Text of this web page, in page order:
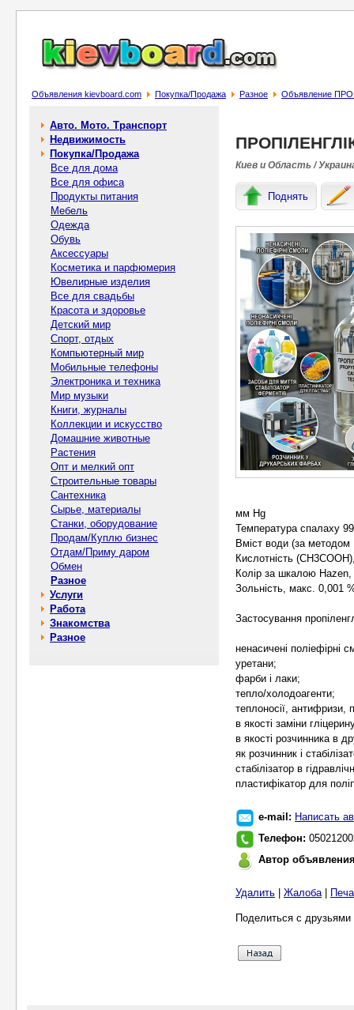
Объявления kievboard.com Покупка/Продажа Разное Объявление
Авто. Мото. Транспорт
Недвижимость
Покупка/Продажа
Все для дома
Все для офиса
Продукты питания
Мебель
Одежда
Обувь
Аксессуары
Косметика и парфюмерия
Ювелирные изделия
Все для свадьбы
Красота и здоровье
Детский мир
Спорт, отдых
Компьютерный мир
Мобильные телефоны
Электроника и техника
Мир музыки
Книги, журналы
Коллекции и искусство
Домашние животные
Растения
Опт и мелкий опт
Строительные товары
Сантехника
Сырье, материалы
Станки, оборудование
Продам/Куплю бизнес
Отдам/Приму даром
Обмен
Разное
Услуги
Работа
Знакомства
Разное
Киев и Область /
Поднять
мм Hg
Температура спалаху
Вміст води (за
Кислотність
Колір за шкалою
Зольність, макс. 0,001
Застосування
ненасичені поліефірні
уретани;
фарби і лаки;
тепло/холодоагенти;
теплоносії, антифризи,
в якості заміни
в якості розчинника в
як розчинник і
стабілізатор в
пластифікатор для
e-mail: Написать
Телефон:
Автор
Удалить Жалоба|
Поделиться с